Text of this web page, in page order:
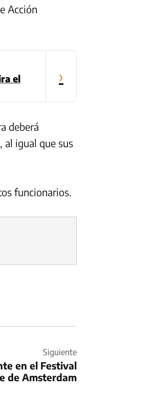
Acción
el
›
deberá
al igual que sus
funcionarios.
Siguiente
en el Festival
de Amsterdam